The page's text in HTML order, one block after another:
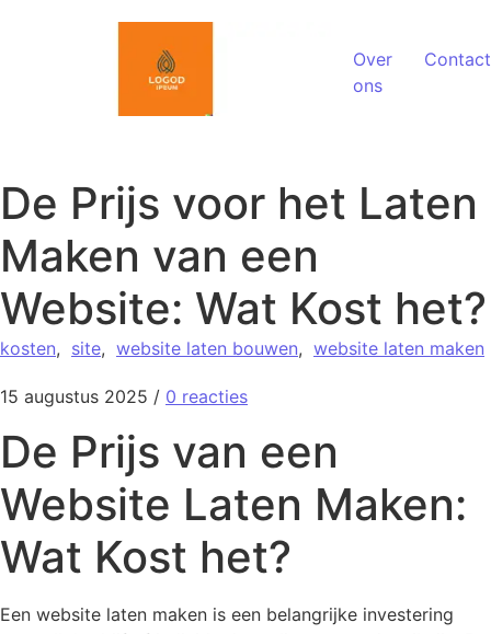
Over
ons
Contact
De Prijs voor het Laten
Maken van een
Website: Wat Kost het?
kosten, site, website laten bouwen, website laten maken
15 augustus 2025 / 0 reacties
De Prijs van een
Website Laten Maken:
Wat Kost het?
Een website laten maken is een belangrijke investering